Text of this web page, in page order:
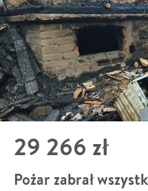
29 266 zł
Pożar zabrał